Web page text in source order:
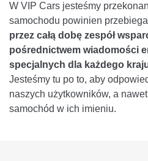
W VIP Cars jesteśmy
samochodu powinien
przez całą dobę zespół
pośrednictwem wiadomości
specjalnych dla każdego
Jesteśmy tu po to, aby
naszych użytkowników, a
samochód w ich imieniu.